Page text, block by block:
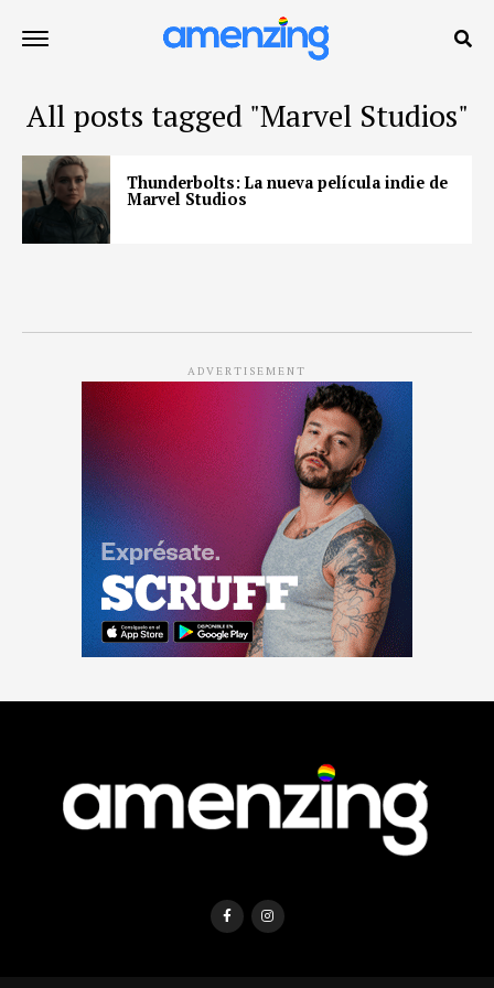
All posts tagged "Marvel Studios"
Thunderbolts: La nueva película indie de
Marvel Studios
ADVERTISEMENT